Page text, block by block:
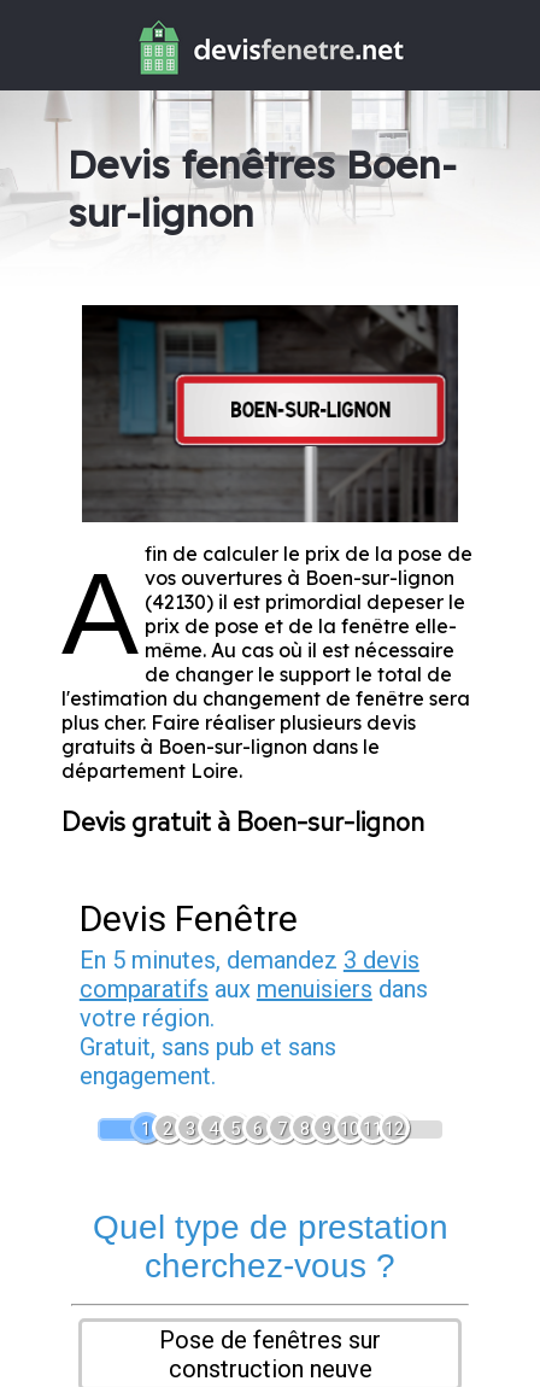
Devis fenêtres Boen-
sur-lignon
A fin de calculer le prix de la pose de
vos ouvertures à Boen-sur-lignon
(42130) il est primordial depeser le
prix de pose et de la fenêtre elle-
même. Au cas où il est nécessaire
de changer le support le total de
l'estimation du changement de fenêtre sera
plus cher. Faire réaliser plusieurs devis
gratuits à Boen-sur-lignon dans le
département Loire.
Devis gratuit à Boen-sur-lignon
Devis Fenêtre
En 5 minutes, demandez 3 devis
comparatifs aux menuisiers dans
votre région.
Gratuit, sans pub et sans
engagement.
1 2 3 4 5 6 7 8 9 1011 12
Quel type de prestation
cherchez-vous ?
Pose de fenêtres sur
construction neuve